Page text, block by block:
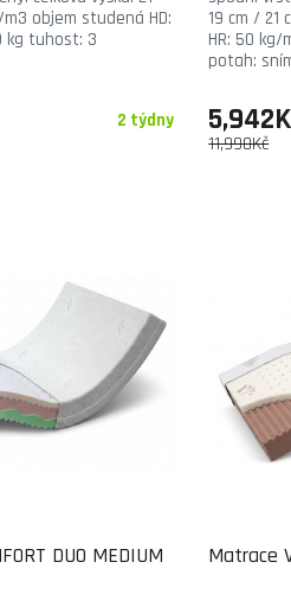
m3 objem studená HD:
kg tuhost: 3
2 týdny
19 cm / 21
HR: 50
potah:
11,990Kč
DUO MEDIUM Matrace